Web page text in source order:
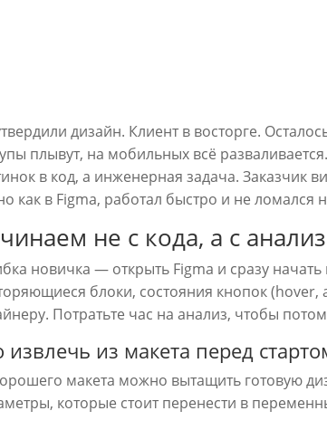
дизайн. Клиент в восторге.
плывут, на мобильных всё
в код, а инженерная задача. Заказчик
как в Figma, работал быстро и не
не с кода, а с
новичка — открыть Figma и сразу
блоки, состояния кнопок (hover,
Потратьте час на анализ, чтобы
извлечь из макета перед
макета можно вытащить готовую
которые стоит перенести в